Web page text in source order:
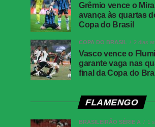
Grêmio vence o
avança às quartas
Copa do Brasil
COPA DO BRASIL 2 dias
Vasco vence o
garante vaga nas
final da Copa do
FLAMENGO
BRASILEIRÃO SÉRIE A 1